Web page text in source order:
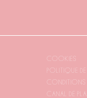
COOKIES
POLITIQUE
CONDITIONS
CANAL DE